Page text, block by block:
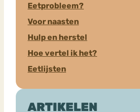
Eetprobleem?
Voor naasten
Hulp en herstel
Hoe vertel ik het?
Eetlijsten
ARTIKELEN